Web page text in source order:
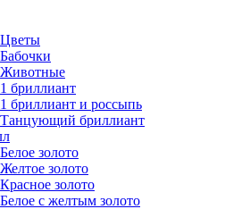
Цветы
Бабочки
Животные
1 бриллиант
1 бриллиант и россыпь
Танцующий бриллиант
Белое золото
Желтое золото
Красное золото
Белое с желтым золото